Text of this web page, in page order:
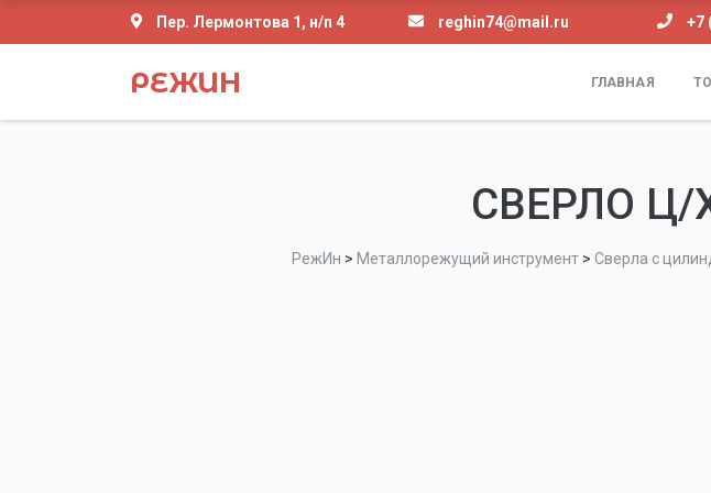
Пер. Лермонтова 1, н/п 4 reghin74@mail.ru +7
РЕЖИН ГЛАВНАЯ
СВЕРЛО
РежИн > Металлорежущий инструмент> Сверла с